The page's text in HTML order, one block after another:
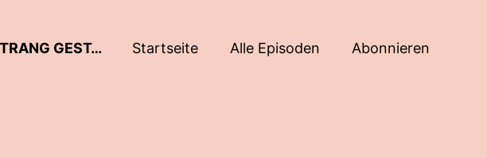
TUWAS-TALKLINE – WANDEL DER WERTSCHÖPFUNG IM ANTRIEBSSTRANG GESTALTEN Startseite Alle Episoden Abonnieren